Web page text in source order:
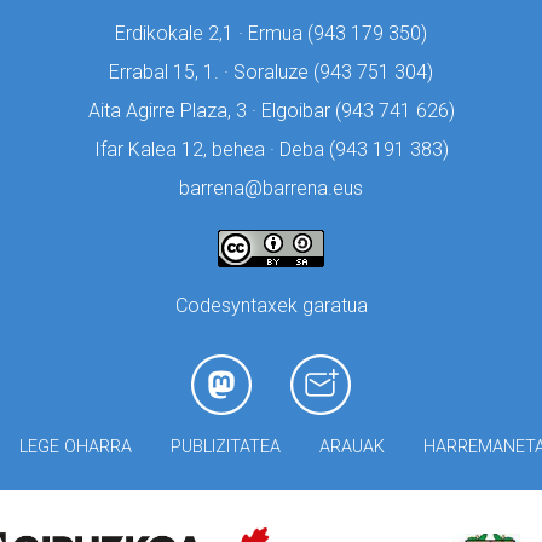
Erdikokale 2,1 · Ermua (943 179 350)
Errabal 15, 1. · Soraluze (943 751 304)
Aita Agirre Plaza, 3 · Elgoibar (943 741 626)
Ifar Kalea 12, behea · Deba (943 191 383)
barrena@barrena.eus
Codesyntaxek garatua
LEGE OHARRA PUBLIZITATEA ARAUAK